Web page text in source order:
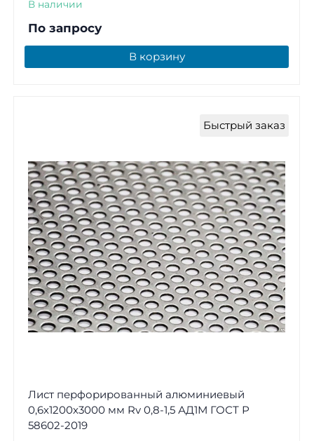
В наличии
По запросу
В корзину
Быстрый заказ
Лист перфорированный алюминиевый
0,6х1200х3000 мм Rv 0,8-1,5 АД1М ГОСТ Р
58602-2019